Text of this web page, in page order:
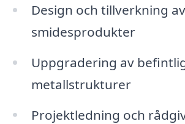
Design och tillverkning av
smidesprodukter
Uppgradering av
metallstrukturer
Projektledning och